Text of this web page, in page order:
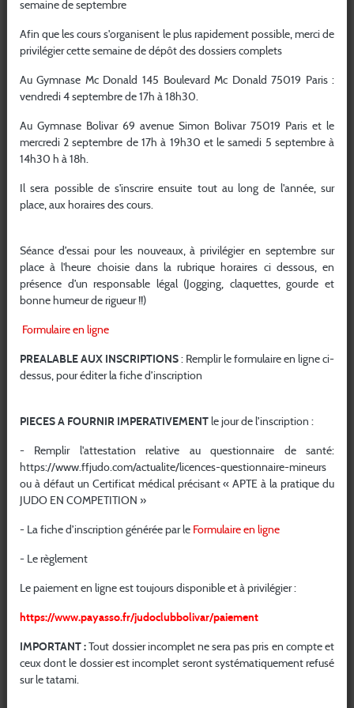
mois.
Associées et le Club JUDO CLUB BOLIVAR n’autorisent pas le
dépôt de cookies de tiers, le dépôt indirect de cookies, ni le
dépôt de cookies à finalité commerciale.
Le site internet pris dans sa globalité, ainsi que chacun des
éléments qui le compose pris indépendamment, notamment
contenus incluant des données, textes, images fixes ou
animées, logotypes, sons, graphiques, fichiers, sont la
Kendo et Disciplines Associées, du Club JUDO CLUB
BOLIVAR ou de tiers qui leur ont concédé une licence. Toute
représentation totale ou partielle du site ou d’un des éléments
qui le composent sans l’autorisation expresse de la Fédération
Française de Judo, Jujitsu, Kendo et Disciplines Associées, du
constituerait une contrefaçon sanctionnée par lesarticles
L.335-2 et suivants du Code de la propriété intellectuelle.
lesarticles L.341-1 et suivants du Code de la propriété
réutilisation qualitativement ou quantitativement substantielle
du contenu des bases de données.
Les marques et les logotypes figurant sur le site sont des
reproduction, imitation ou usage, total ou partiel, de ces signes
distinctifs sans l’autorisation expresse et en violation des
de la propriété intellectuelleengage la responsabilité de leur
auteur.
sociales, noms commerciaux, enseignes, noms de domaine
reproduits sur le site sont la propriété de la Fédération
semaine de septembre
Afin que les cours s'organisent le plus rapidement possible, merci de
privilégier cette semaine de dépôt des dossiers complets
Au Gymnase Mc Donald 145 Boulevard Mc Donald 75019 Paris :
vendredi 4 septembre de 17h à 18h30.
Au Gymnase Bolivar 69 avenue Simon Bolivar 75019 Paris et le
mercredi 2 septembre de 17h à 19h30 et le samedi 5 septembre à
14h30 h à 18h.
Il sera possible de s'inscrire ensuite tout au long de l'année, sur
place, aux horaires des cours.
Séance d’essai pour les nouveaux, à privilégier en septembre sur
place à l'heure choisie dans la rubrique horaires ci dessous, en
présence d’un responsable légal (Jogging, claquettes, gourde et
bonne humeur de rigueur !!)
Formulaire en ligne
PREALABLE AUX INSCRIPTIONS: Remplir le formulaire en ligne ci-
dessus, pour éditer la fiche d’inscription
PIECES A FOURNIR IMPERATIVEMENT le jour de l’inscription :
- Remplir l'attestation relative au questionnaire de santé:
https://www.ffjudo.com/actualite/licences-questionnaire-mineurs
ou à défaut un Certificat médical précisant « APTE à la pratique du
JUDO EN COMPETITION »
- La fiche d’inscription générée par le Formulaire en ligne
- Le règlement
Le paiement en ligne est toujours disponible et à privilégier :
https://www.payasso.fr/judoclubbolivar/paiement
IMPORTANT :Tout dossier incomplet ne sera pas pris en compte et
ceux dont le dossier est incomplet seront systématiquement refusé
sur le tatami.